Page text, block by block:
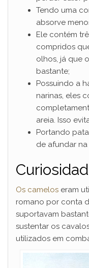
Tendo uma
absorve
Ele contém
compridos
olhos, já que
bastante;
Possuindo a
narinas, eles
areia. Isso
Portando
de afundar na
Os camelos eram
romano por conta
suportavam
sustentar os
utilizados em